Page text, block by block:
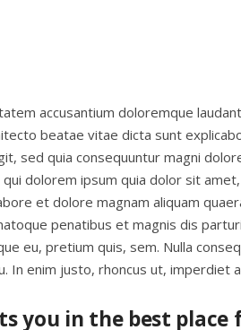
accusantium doloremque
beatae vitae dicta sunt
sed quia consequuntur magni
dolorem ipsum quia dolor sit
et dolore magnam aliquam
penatibus et magnis dis
eu, pretium quis, sem. Nulla
In enim justo, rhoncus ut, imperdiet
you in the best place